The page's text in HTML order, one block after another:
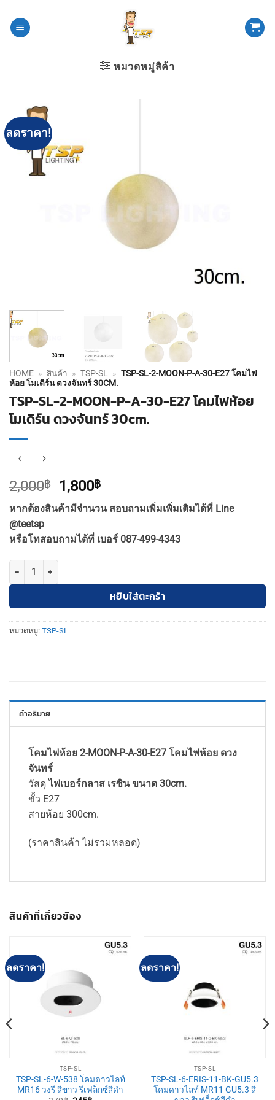
หมวดหมู่สิค้า
ลดราคา!
HOME » สินค้า » TSP-SL » TSP-SL-2-MOON-P-A-30-E27 โคมไฟ
ห้อย โมเดิร์น ดวงจันทร์ 30CM.
TSP-SL-2-MOON-P-A-30-E27 โคมไฟห้อย
โมเดิร์น ดวงจันทร์ 30cm.
2,000฿
Original
price
was:
2,000฿.
1,800฿Current
is:
1,800฿.
หากต้องสินค้ามีจำนวน สอบถามเพิ่มเพิ่มเติมได้ที่ Line
@teetsp
หรือโทสอบถามได้ที่ เบอร์ 087-499-4343
จำนวน TSP-SL-2-MOON-P-A-30-E27 โคมไฟห้อย โมเดิร์น ดวงจันทร์
หยิบใส่ตะกร้า
หมวดหมู่: TSP-SL
คำอธิบาย
โคมไฟห้อย 2-MOON-P-A-30-E27 โคมไฟห้อย ดวง
จันทร์
วัสดุไฟเบอร์กลาส เรซิน ขนาด 30cm.
ขั้ว E27
สายห้อย 300cm.
(ราคาสินค้า ไม่รวมหลอด)
สินค้าที่เกี่ยวข้อง
ลดราคา!
TSP-SL
TSP-SL-6-W-538 โคมดาวไลท์
MR16 วงรี สีขาว รีเฟล็กซ์สีดำ
ลดราคา!
TSP-SL
TSP-SL-6-ERIS-11-BK-GU5.3
โคมดาวไลท์ MR11 GU5.3 สี